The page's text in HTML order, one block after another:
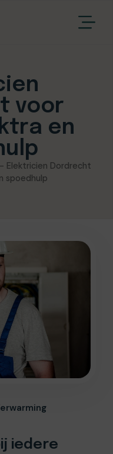
voor
en
Elektricien Dordrecht
spoedhulp
iedere